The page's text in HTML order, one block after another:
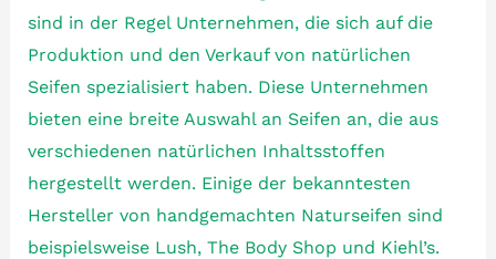
sind in der Regel Unternehmen, die sich auf die
Produktion und den Verkauf von natürlichen
Seifen spezialisiert haben. Diese Unternehmen
bieten eine breite Auswahl an Seifen an, die aus
verschiedenen natürlichen Inhaltsstoffen
hergestellt werden. Einige der bekanntesten
Hersteller von handgemachten Naturseifen sind
beispielsweise Lush, The Body Shop und Kiehl’s.